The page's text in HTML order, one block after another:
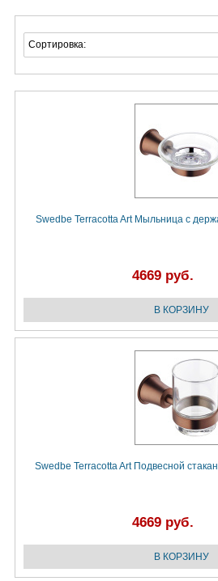
Сортировка:
Swedbe Terracotta Art Мыльница с
4669 руб.
Swedbe Terracotta Art Подвесной
4669 руб.